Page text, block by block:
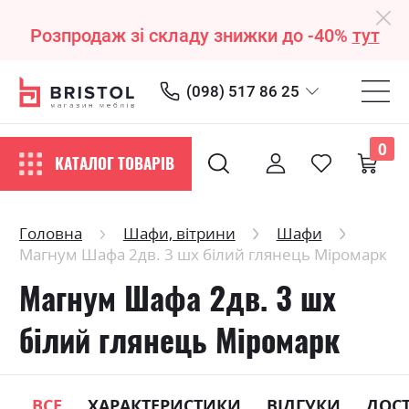
Розпродаж зі складу знижки до -40% тут
(098) 517 86 25
КАТАЛОГ ТОВАРІВ
0
Головна Шафи, вітрини
Шафи
Магнум Шафа 2дв. 3 шх білий глянець Міромарк
Магнум Шафа 2дв. 3 шх
білий глянець Міромарк